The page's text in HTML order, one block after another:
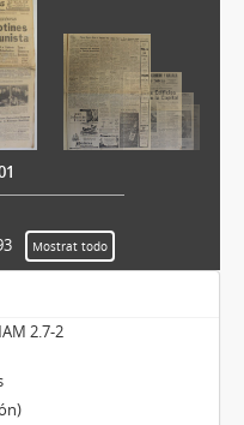
Mostrat todo
2.7-2